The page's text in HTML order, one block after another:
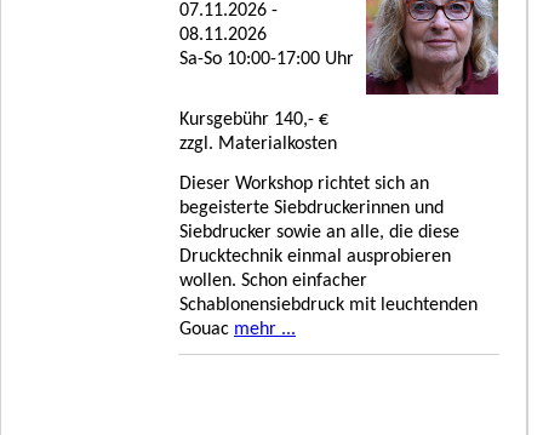
07.11.2026 -
08.11.2026
Sa-So 10:00-17:00 Uhr
Kursgebühr 140,- €
zzgl. Materialkosten
Dieser Workshop richtet sich an
begeisterte Siebdruckerinnen und
Siebdrucker sowie an alle, die diese
Drucktechnik einmal ausprobieren
wollen. Schon einfacher
Schablonensiebdruck mit leuchtenden
Gouac mehr ...